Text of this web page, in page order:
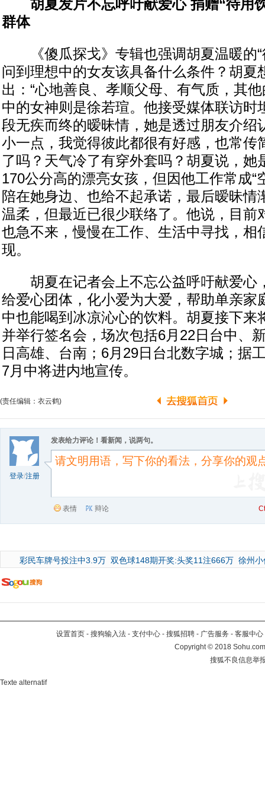
胡夏发片不忘呼吁献爱心 捐赠“待用
群体
《傻瓜探戈》专辑也强调胡夏温暖的“
问到理想中的女友该具备什么条件？胡夏
出：“心地善良、孝顺父母、有气质，其
中的女神则是徐若瑄。他接受媒体联访时
段无疾而终的暧昧情，她是透过朋友介绍
小一点，我觉得彼此都很有好感，也常传
了吗？天气冷了有穿外套吗？胡夏说，她
170公分高的漂亮女孩，但因他工作常成“
陪在她身边、也给不起承诺，最后暧昧情
温柔，但最近已很少联络了。他说，目前
也急不来，慢慢在工作、生活中寻找，相
现。
胡夏在记者会上不忘公益呼吁献爱心
给爱心团体，化小爱为大爱，帮助单亲家
中也能喝到冰凉沁心的饮料。胡夏接下来
并举行签名会，场次包括6月22日台中、
日高雄、台南；6月29日台北数字城；据
7月中将进内地宣传。
(责任编辑：衣云鹤)
登录/注册
发表给力评论！看新闻，说两句。
表情 辩论
彩民车牌号投注中3.9万 双色球148期开奖:头奖11注666万 徐州
设置首页 - 搜狗输入法 - 支付中心 - 搜狐招聘 - 广告服务 - 客服中心
Copyright©2018
搜狐不良信息举
Texte alternatif